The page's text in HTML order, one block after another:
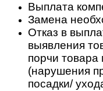
Выплата
Замена
Отказ в
выявления
порчи товара
(нарушения
посадки/